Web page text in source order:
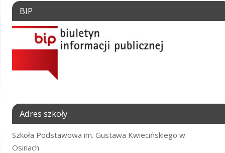
BIP
Adres szkoły
Szkoła Podstawowa im. Gustawa Kwiecińskiego w
Osinach